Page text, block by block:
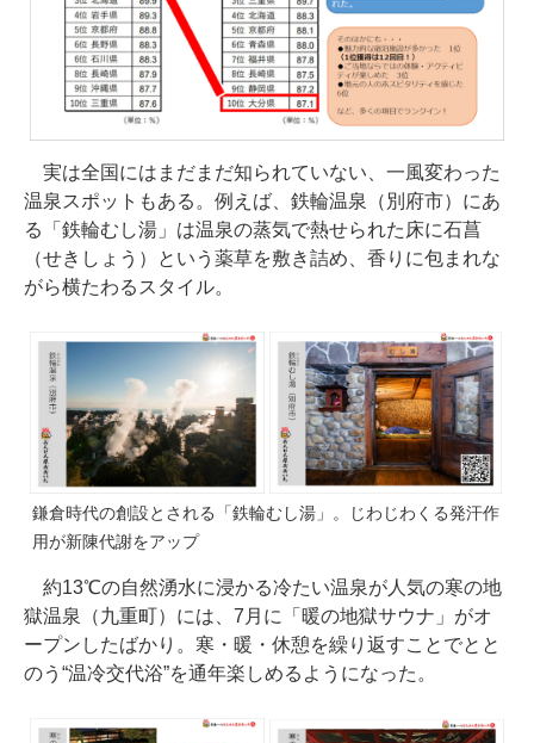
実は全国にはまだまだ知られていない、一風変わった
温泉スポットもある。例えば、鉄輪温泉（別府市）にあ
る「鉄輪むし湯」は温泉の蒸気で熱せられた床に石菖
（せきしょう）という薬草を敷き詰め、香りに包まれな
がら横たわるスタイル。
鎌倉時代の創設とされる「鉄輪むし湯」。じわじわくる発汗作
用が新陳代謝をアップ
約13℃の自然湧水に浸かる冷たい温泉が人気の寒の地
獄温泉（九重町）には、7月に「暖の地獄サウナ」がオ
ープンしたばかり。寒・暖・休憩を繰り返すことでとと
のう“温冷交代浴”を通年楽しめるようになった。